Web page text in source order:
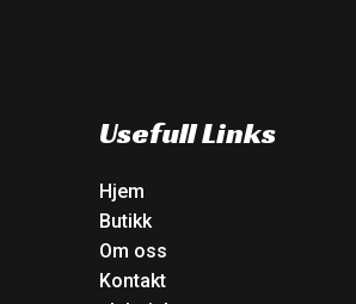
Usefull Links
Hjem
Butikk
Om oss
Kontakt